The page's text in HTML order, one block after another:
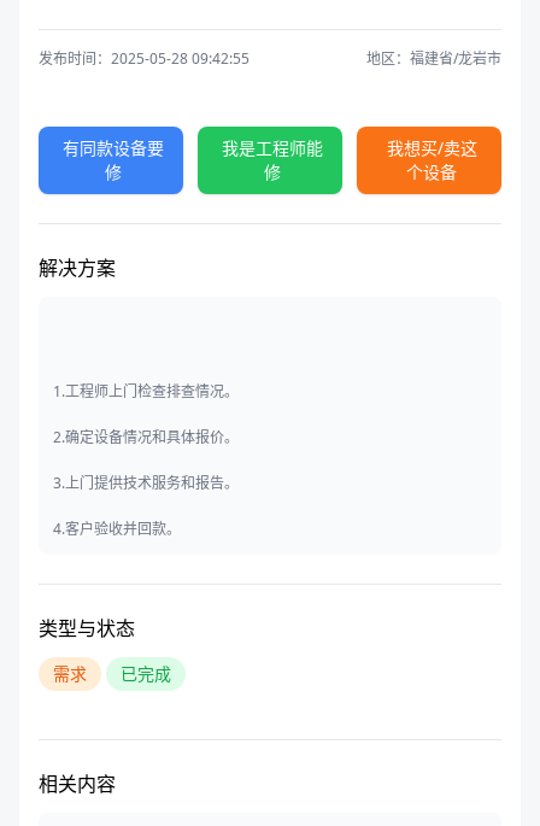
发布时间：2025-05-28 09:42:55 地区：福建省/龙岩市
有同款设备要
修
我是工程师能
修
我想买/卖这
个设备
解决方案
1.工程师上门检查排查情况。
2.确定设备情况和具体报价。
3.上门提供技术服务和报告。
4.客户验收并回款。
类型与状态
需求 已完成
相关内容